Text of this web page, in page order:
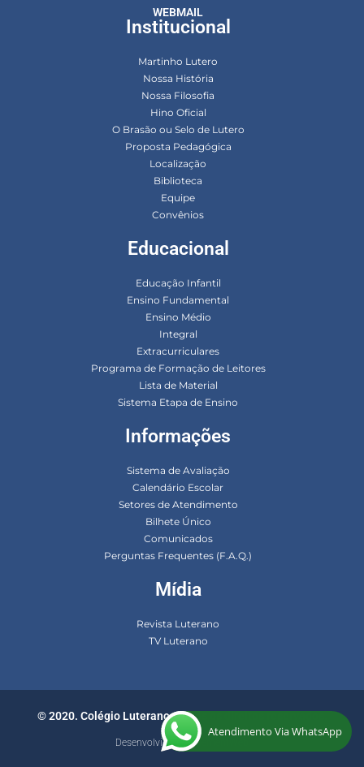
WEBMAIL
Institucional
Martinho Lutero
Nossa História
Nossa Filosofia
Hino Oficial
O Brasão ou Selo de Lutero
Proposta Pedagógica
Localização
Biblioteca
Equipe
Convênios
Educacional
Educação Infantil
Ensino Fundamental
Ensino Médio
Integral
Extracurriculares
Programa de Formação de Leitores
Lista de Material
Sistema Etapa de Ensino
Informações
Sistema de Avaliação
Calendário Escolar
Setores de Atendimento
Bilhete Único
Comunicados
Perguntas Frequentes (F.A.Q.)
Mídia
Revista Luterano
TV Luterano
© 2020. Colégio Luterano. Todos os direitos reservados.
Desenvolvido por ElementWeb
Atendimento Via WhatsApp